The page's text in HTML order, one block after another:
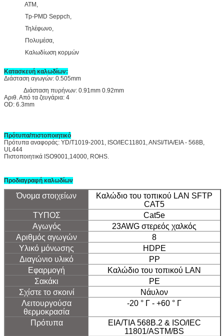
ATM,
Tp-PMD Seppch,
Τηλέφωνο,
Πολυμέσα,
Καλωδίωση κορμών
Κατασκευή καλωδίων:
Διάσταση αγωγών: 0.505mm
Διάσταση πυρήνων: 0.91mm 0.92mm
Αριθ. Από τα ζευγάρια: 4
OD: 6.3mm
Πρότυπα/πιστοποιητικό
Πρότυπα αναφοράς: YD/T1019-2001, ISO/IEC11801, ANSI/TIA/EIA - 568B,
UL444
Πιστοποιητικά ISO9001,14000, ROHS.
Προδιαγραφή καλωδίων
Όνομα στοιχείων
Καλώδιο του τοπικού LAN SFTP
CAT5
ΤΥΠΟΣ
Cat5e
Αγωγός
23AWG στερεός χαλκός
Αριθμός αγωγών
8
Υλικό μόνωσης
HDPE
Διαγώνιο υλικό
PP
Εφαρμογή
Καλώδιο του τοπικού LAN
Σακάκι
PE
Σχίστε το σκοινί
Νάυλον
Λειτουργούσα
θερμοκρασία
-20 ° Γ - +60 ° Γ
Πρότυπα
EIA/TIA 568B.2 & ISO/IEC
11801/ASTM/BS